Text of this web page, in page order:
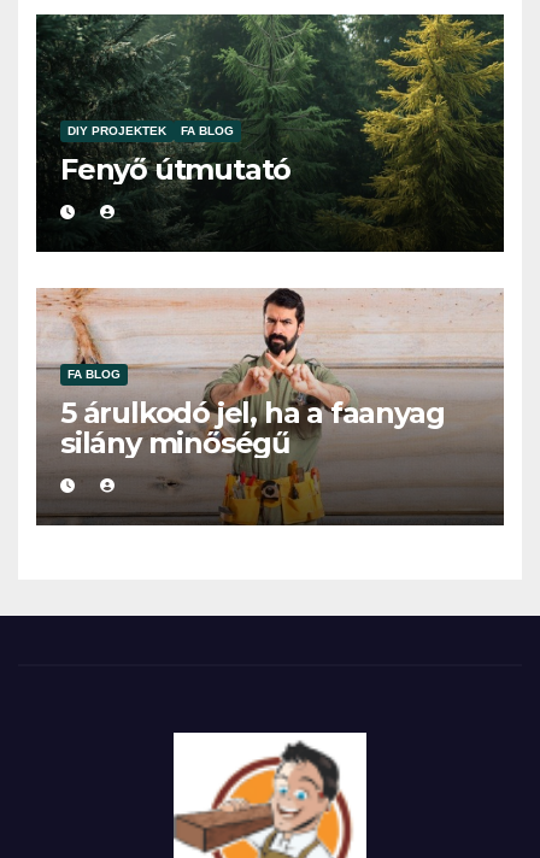
DIY PROJEKTEK FA BLOG
Fenyő útmutató
FA BLOG
5 árulkodó jel, ha a faanyag
silány minőségű